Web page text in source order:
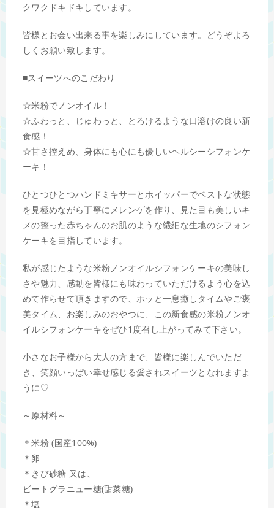
クワクドキドキしています。
皆様とお会い出来る事を楽しみにしています。どうぞよろ
しくお願い致します。
■スイーツへのこだわり
☆米粉でノンオイル！
☆ふわっと、じゅわっと、とろけるような口溶けの良い新
食感！
☆甘さ控えめ、身体にも心にも優しいヘルシーシフォンケ
ーキ！
ひとつひとつハンドミキサーとホイッパーでベストな状態
を見極めながら丁寧にメレンゲを作り、見た目も美しいキ
メの整った赤ちゃんのお肌のような繊細な生地のシフォン
ケーキを目指しています。
私が感じたような米粉ノンオイルシフォンケーキの美味し
さや魅力、感動を皆様にも味わっていただけるよう心を込
めて作らせて頂きますので、ホッと一息癒しタイムやご褒
美タイム、お楽しみのおやつに、この新食感の米粉ノンオ
イルシフォンケーキをぜひ1度召し上がってみて下さい。
小さなお子様から大人の方まで、皆様に楽しんでいただ
き、笑顔いっぱい幸せ感じる愛されスイーツとなれますよ
うに♡
～原材料～
＊米粉 (国産100%)
＊卵
＊きび砂糖 又は、
ビートグラニュー糖(甜菜糖)
＊塩